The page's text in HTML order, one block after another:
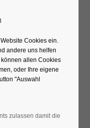
Cookies ein.
andere uns helfen
allen Cookies
oder Ihre eigene
"Auswahl
zulassen damit die